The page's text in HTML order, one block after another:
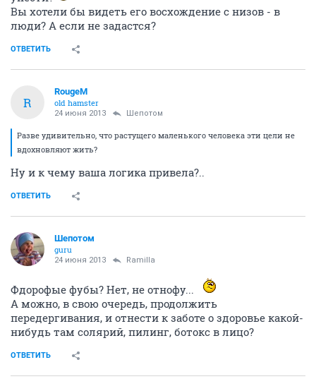
Вы хотели бы видеть его восхождение с низов - в
люди? А если не задастся?
ОТВЕТИТЬ
R
RougeM
old hamster
24 июня 2013 Шепотом
Разве удивительно, что растущего маленького человека эти цели не
вдохновляют жить?
Ну и к чему ваша логика привела?..
ОТВЕТИТЬ
Шепотом
guru
24 июня 2013 Ramilla
Фдорофые фубы? Нет, не отнофу...
А можно, в свою очередь, продолжить
передергивания, и отнести к заботе о здоровье какой-
нибудь там солярий, пилинг, ботокс в лицо?
ОТВЕТИТЬ